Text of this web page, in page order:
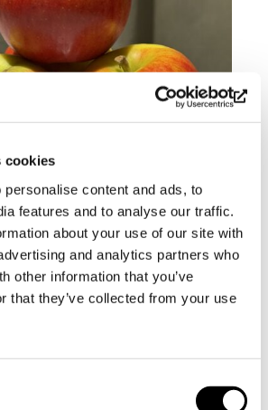
cookies
content and ads, to
features and to analyse our traffic.
about your use of our site with
and analytics partners who
other information that you’ve
that they’ve collected from your use
talviomena.
ja intensiivinen maku,
syötynä.